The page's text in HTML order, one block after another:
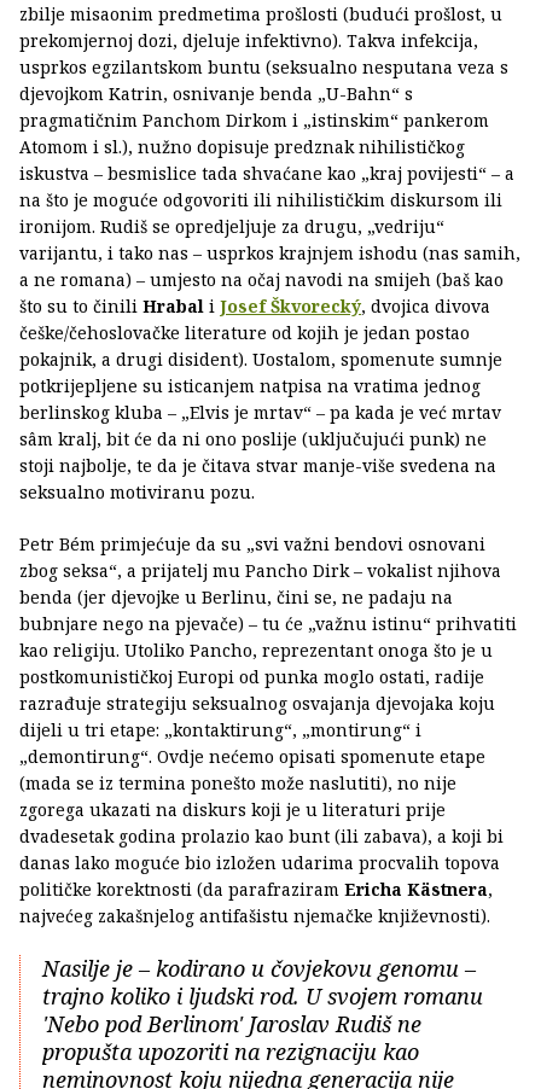
zbilje misaonim predmetima prošlosti (budući prošlost, u
prekomjernoj dozi, djeluje infektivno). Takva infekcija,
usprkos egzilantskom buntu (seksualno nesputana veza s
djevojkom Katrin, osnivanje benda „U-Bahn“ s
pragmatičnim Panchom Dirkom i „istinskim“ pankerom
Atomom i sl.), nužno dopisuje predznak nihilističkog
iskustva – besmislice tada shvaćane kao „kraj povijesti“ – a
na što je moguće odgovoriti ili nihilističkim diskursom ili
ironijom. Rudiš se opredjeljuje za drugu, „vedriju“
varijantu, i tako nas – usprkos krajnjem ishodu (nas samih,
a ne romana) – umjesto na očaj navodi na smijeh (baš kao
što su to činili Hrabal i Josef Škvorecký, dvojica divova
češke/čehoslovačke literature od kojih je jedan postao
pokajnik, a drugi disident). Uostalom, spomenute sumnje
potkrijepljene su isticanjem natpisa na vratima jednog
berlinskog kluba – „Elvis je mrtav“ – pa kada je već mrtav
sâm kralj, bit će da ni ono poslije (uključujući punk) ne
stoji najbolje, te da je čitava stvar manje-više svedena na
seksualno motiviranu pozu.
Petr Bém primjećuje da su „svi važni bendovi osnovani
zbog seksa“, a prijatelj mu Pancho Dirk – vokalist njihova
benda (jer djevojke u Berlinu, čini se, ne padaju na
bubnjare nego na pjevače) – tu će „važnu istinu“ prihvatiti
kao religiju. Utoliko Pancho, reprezentant onoga što je u
postkomunističkoj Europi od punka moglo ostati, radije
razrađuje strategiju seksualnog osvajanja djevojaka koju
dijeli u tri etape: „kontaktirung“, „montirung“ i
„demontirung“. Ovdje nećemo opisati spomenute etape
(mada se iz termina ponešto može naslutiti), no nije
zgorega ukazati na diskurs koji je u literaturi prije
dvadesetak godina prolazio kao bunt (ili zabava), a koji bi
danas lako moguće bio izložen udarima procvalih topova
političke korektnosti (da parafraziram Ericha Kästnera,
najvećeg zakašnjelog antifašistu njemačke književnosti).
Nasilje je – kodirano u čovjekovu genomu –
trajno koliko i ljudski rod. U svojem romanu
'Nebo pod Berlinom' Jaroslav Rudiš ne
propušta upozoriti na rezignaciju kao
neminovnost koju nijedna generacija nije